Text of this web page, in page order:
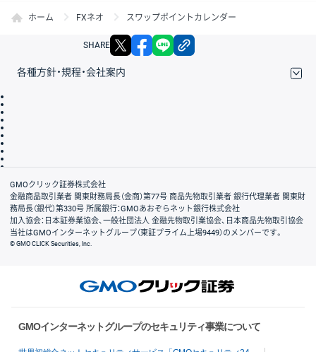
ホーム FXネオ スワップポイントカレンダー
SHARE X facebook
各種方針・規程・会社案内
会社案内
GMOクリック証券株式会社
金融商品取引業者 関東財務局長（金商）第77号 商品先物取引業者 銀行代理業者 関東財
務局長（銀代）第330号 所属銀行：GMOあおぞらネット銀行株式会社
加入協会：日本証券業協会、一般社団法人 金融先物取引業協会、日本商品先物取引協会
当社はGMOインターネットグループ（東証プライム上場9449）のメンバーです。
© GMO CLICK Securities, Inc.
GMOインターネットグループのセキュリティ事業について